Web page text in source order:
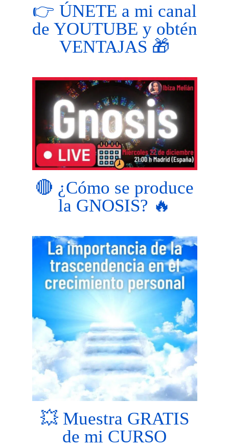
👉 ÚNETE a mi canal
de YOUTUBE y obtén
VENTAJAS 🎁
🔴 ¿Cómo se produce
la GNOSIS? 🔥
💥 Muestra GRATIS
de mi CURSO